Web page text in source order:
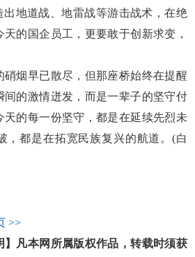
出地道战、地雷战等游击战术，在绝
的国企员工，更要敢于创新求变，
烟早已散尽，但那座桥始终在提醒
间的激情迸发，而是一辈子的坚守付
天的每一份坚守，都是在延续先烈未
，都是在拓宽民族复兴的航道。(白
>>
凡本网所属版权作品，转载时须获